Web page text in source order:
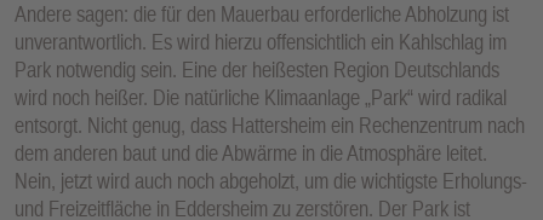
Andere sagen: die für den Mauerbau erforderliche Abholzung ist
unverantwortlich. Es wird hierzu offensichtlich ein Kahlschlag im
Park notwendig sein. Eine der heißesten Region Deutschlands
wird noch heißer. Die natürliche Klimaanlage „Park“ wird radikal
entsorgt. Nicht genug, dass Hattersheim ein Rechenzentrum nach
dem anderen baut und die Abwärme in die Atmosphäre leitet.
Nein, jetzt wird auch noch abgeholzt, um die wichtigste Erholungs-
und Freizeitfläche in Eddersheim zu zerstören. Der Park ist